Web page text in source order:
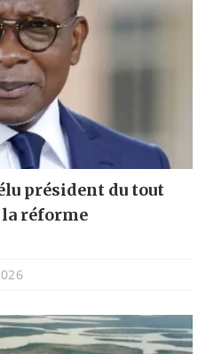
président du tout
la réforme